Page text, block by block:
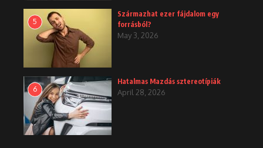
5
Származhat ezer fájdalom egy
forrásból?
May 3, 2026
6
Hatalmas Mazdás sztereotípiák
April 28, 2026